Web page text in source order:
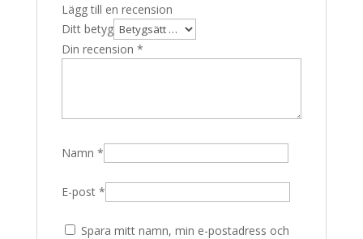
Lägg till en recension
Ditt betyg
Din recension *
Namn *
E-post *
Spara mitt namn, min e-postadress och